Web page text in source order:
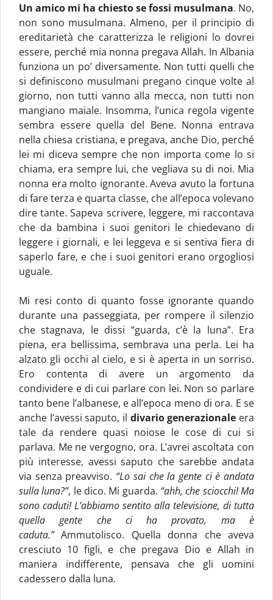
Un amico mi ha chiesto se fossi musulmana. No,
non sono musulmana. Almeno, per il principio di
ereditarietà che caratterizza le religioni lo dovrei
essere, perché mia nonna pregava Allah. In Albania
funziona un po’ diversamente. Non tutti quelli che
si definiscono musulmani pregano cinque volte al
giorno, non tutti vanno alla mecca, non tutti non
mangiano maiale. Insomma, l’unica regola vigente
sembra essere quella del Bene. Nonna entrava
nella chiesa cristiana, e pregava, anche Dio, perché
lei mi diceva sempre che non importa come lo si
chiama, era sempre lui, che vegliava su di noi. Mia
nonna era molto ignorante. Aveva avuto la fortuna
di fare terza e quarta classe, che all’epoca volevano
dire tante. Sapeva scrivere, leggere, mi raccontava
che da bambina i suoi genitori le chiedevano di
leggere i giornali, e lei leggeva e si sentiva fiera di
saperlo fare, e che i suoi genitori erano orgogliosi
uguale.
Mi resi conto di quanto fosse ignorante quando
durante una passeggiata, per rompere il silenzio
che stagnava, le dissi “guarda, c’è la luna”. Era
piena, era bellissima, sembrava una perla. Lei ha
alzato gli occhi al cielo, e si è aperta in un sorriso.
Ero contenta di avere un argomento da
condividere e di cui parlare con lei. Non so parlare
tanto bene l’albanese, e all’epoca meno di ora. E se
anche l’avessi saputo, il divario generazionale era
tale da rendere quasi noiose le cose di cui si
parlava. Me ne vergogno, ora. L’avrei ascoltata con
più interesse, avessi saputo che sarebbe andata
via senza preavviso. “Lo sai che la gente ci è andata
sulla luna?”, le dico. Mi guarda. “ahh, che sciocchi! Ma
sono caduti! L’abbiamo sentito alla televisione, di tutta
quella gente che ci ha provato, ma è
caduta.”Ammutolisco. Quella donna che aveva
cresciuto 10 figli, e che pregava Dio e Allah in
maniera indifferente, pensava che gli uomini
cadessero dalla luna.